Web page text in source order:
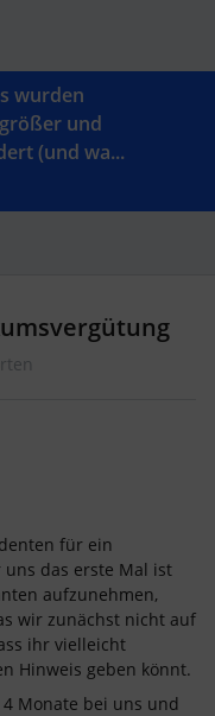
wurden
und
(und wa...
für ein
das erste Mal ist
aufzunehmen,
wir zunächst nicht auf
ihr vielleicht
Hinweis geben könnt.
Monate bei uns und